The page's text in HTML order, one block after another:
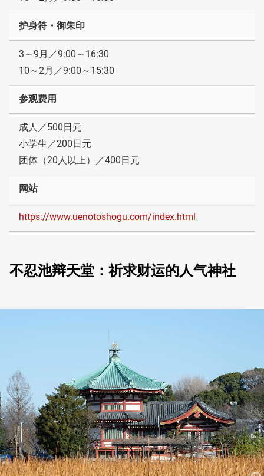
护身符・御朱印
3～9月／9:00～16:30
10～2月／9:00～15:30
参观费用
成人／500日元
小学生／200日元
团体（20人以上）／400日元
网站
https://www.uenotoshogu.com/index.html
不忍池辩天堂：祈求财运的人气神社